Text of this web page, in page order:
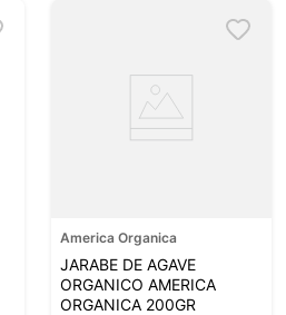
America Organica
JARABE DE AGAVE
ORGANICO AMERICA
ORGANICA 200GR